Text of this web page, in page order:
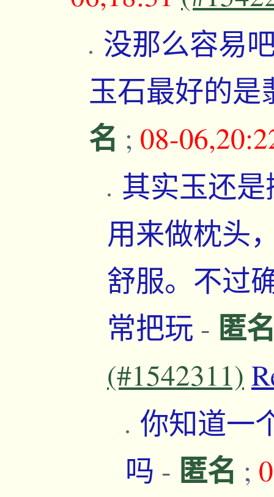
没那么容易
玉石最好的
名 ; 08-
其实玉还
用来做枕头
舒服。不过
常把玩 - 匿
(#1542311)
你知道一
吗 - 匿名 ;